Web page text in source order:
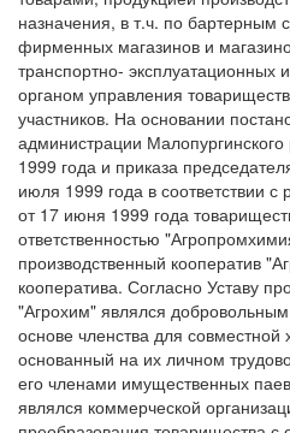
назначения, в т.ч. по бартерным
фирменных магазинов и
транспортно- эксплуатационных
органом управления
участников. На основании
администрации
1999 года и приказа
июля 1999 года в соответствии
от 17 июня 1999 года
ответственностью
производственный кооператив
кооператива. Согласно Уставу
"Агрохим" являлся
основе членства для совместной
основанный на их личном
его членами имущественных
являлся коммерческой